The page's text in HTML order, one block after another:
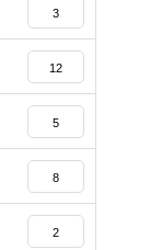
3
12
5
8
2